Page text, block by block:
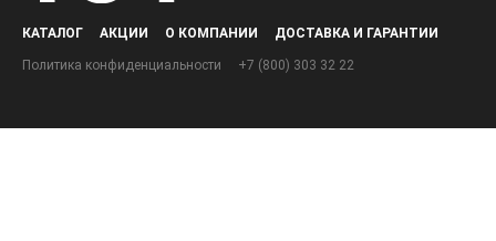
КАТАЛОГ АКЦИИ О КОМПАНИИ ДОСТАВКА И ГАРАНТИИ
Политика конфиденциальности +7 (800) 303 32 22